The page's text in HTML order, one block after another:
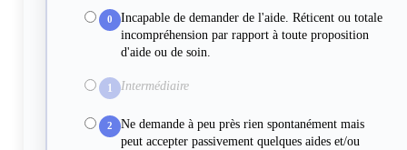
0
Incapable de demander de l'aide. Réticent ou totale
incompréhension par rapport à toute proposition
d'aide ou de soin.
1 Intermédiaire
2
Ne demande à peu près rien spontanément mais
peut accepter passivement quelques aides et/ou